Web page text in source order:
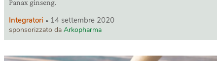
Panax ginseng.
Integratori 14 settembre 2020
sponsorizzato da Arkopharma